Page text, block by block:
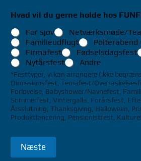
Hvad vil du gerne holde hos
For sjov
Netværksmøde/
Familieudflugt
Polterabend
Firmafest
Fødselsdagsfest
Nytårsfest
Andre
*Festtyper, vi kan arrangere (ikke
Dimissionsfest, Temafest/
Forlovelse, Babyshower/Navnefest,
Sommerfest, Vintergalla, Forårsfest,
Årsslutning, Thanksgiving, Halloween,
Produktlancering, Pensionistfest,
Næste